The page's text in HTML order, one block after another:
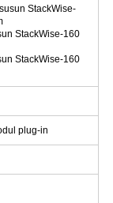
StackWise-
StackWise-160
StackWise-160
plug-in